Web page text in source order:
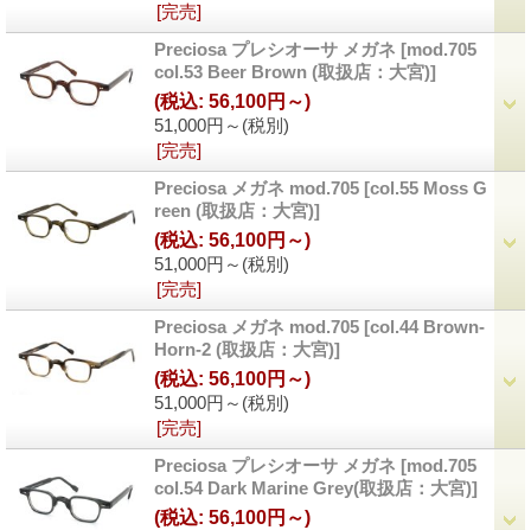
[完売]
Preciosa プレシオーサ メガネ [mod.705
col.53 Beer Brown (取扱店：大宮)]
51,000円～ (税別)
(税込: 56,100円～)
[完売]
Preciosa メガネ mod.705 [col.55 Moss G
reen (取扱店：大宮)]
51,000円～ (税別)
(税込: 56,100円～)
[完売]
Preciosa メガネ mod.705 [col.44 Brown-
Horn-2 (取扱店：大宮)]
51,000円～ (税別)
(税込: 56,100円～)
[完売]
Preciosa プレシオーサ メガネ [mod.705
col.54 Dark Marine Grey(取扱店：大宮)]
(税込: 56,100円～)